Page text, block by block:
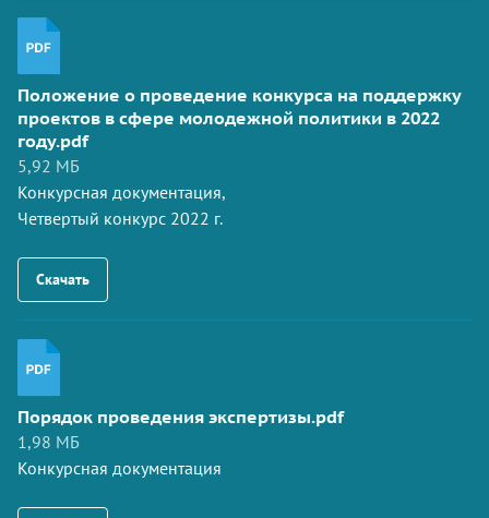
Положение о проведение конкурса на поддержку
проектов в сфере молодежной политики в 2022
году.pdf
5,92 МБ
Конкурсная документация,
Четвертый конкурс 2022 г.
Скачать
Порядок проведения экспертизы.pdf
1,98 МБ
Конкурсная документация